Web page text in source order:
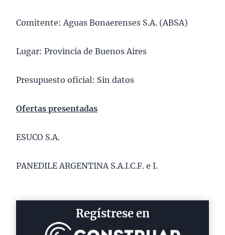
Comitente: Aguas Bonaerenses S.A. (ABSA)
Lugar: Provincia de Buenos Aires
Presupuesto oficial: Sin datos
Ofertas presentadas
ESUCO S.A.
PANEDILE ARGENTINA S.A.I.C.F. e I.
Regístrese en